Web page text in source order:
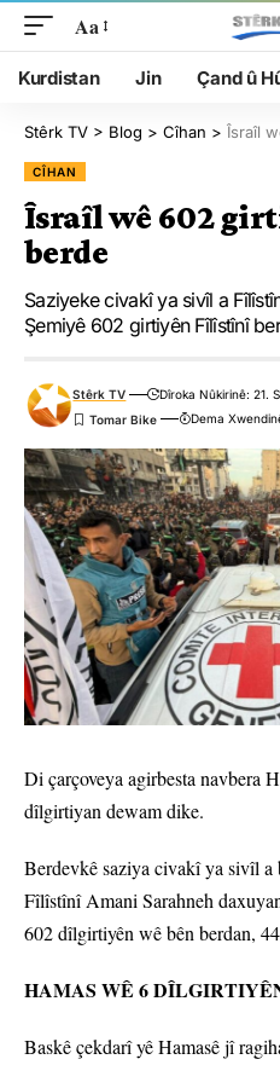
Aa
Kurdistan Jin Çand û
Stêrk TV > Blog > Cîhan > Îsraîl
CÎHAN
Îsraîl wê 602
berde
Saziyeke civakî ya sivîl a
Şemiyê 602 girtiyên Fîlîstînî
Stêrk TV
Dîroka Nûkirinê: 21.
Dema
Di çarçoveya agirbesta navbera
dîlgirtiyan dewam dike.
Berdevkê saziya civakî ya sivîl
Fîlîstînî Amani Sarahneh
602 dîlgirtiyên wê bên berdan,
HAMAS WÊ 6
Baskê çekdarî yê Hamasê jî